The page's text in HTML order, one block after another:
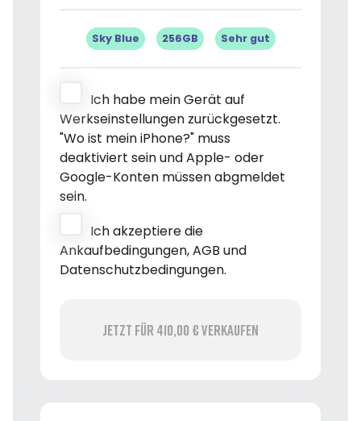
Sky Blue 256GB Sehr gut
Ich habe mein Gerät auf
Werkseinstellungen zurückgesetzt.
"Wo ist mein iPhone?" muss
deaktiviert sein und Apple- oder
Google-Konten müssen abgmeldet
sein.
Ich akzeptiere die
Ankaufbedingungen, AGB und
Datenschutzbedingungen.
Jetzt für 410,00 € verkaufen